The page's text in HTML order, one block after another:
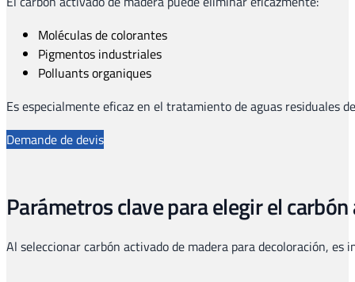
Moléculas de colorantes
Pigmentos industriales
Polluants organiques
Es especialmente eficaz en el tratamiento de aguas residuales
Demande de devis
Parámetros clave para elegir el
Al seleccionar carbón activado de madera para decoloración,